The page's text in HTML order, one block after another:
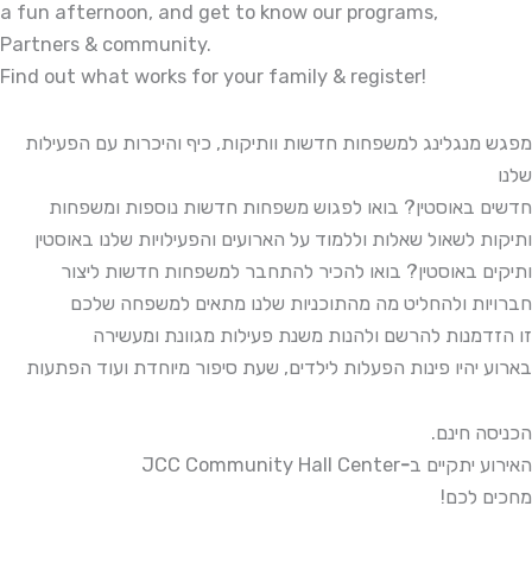
a fun afternoon, and get to know our programs,
Partners & community.
Find out what works for your family & register!
מפגש מנגלינג למשפחות חדשות וותיקות, כיף והיכרות עם הפעילות
שלנו
חדשים באוסטין? בואו לפגוש משפחות חדשות נוספות ומשפחות
ותיקות לשאול שאלות וללמוד על הארועים והפעילויות שלנו באוסטין
ותיקים באוסטין? בואו להכיר להתחבר למשפחות חדשות ליצור
חברויות ולהחליט מה מהתוכניות שלנו מתאים למשפחה שלכם
זו הזדמנות להרשם ולהנות משנת פעילות מגוונת ומעשירה
בארוע יהיו פינות הפעלות לילדים, שעת סיפור מיוחדת ועוד הפתעות
.הכניסה חינם
JCC Community Hall Center-האירוע יתקיים ב
!מחכים לכם